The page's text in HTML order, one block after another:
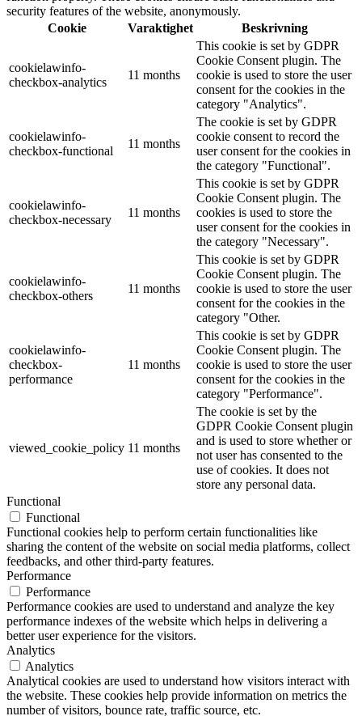
security features of the website, anonymously.
Cookie
Varaktighet Beskrivning
cookielawinfo-
checkbox-analytics
11 months
This cookie is set by GDPR
Cookie Consent plugin. The
cookie is used to store the user
consent for the cookies in the
category "Analytics".
cookielawinfo-
checkbox-functional
11 months
The cookie is set by GDPR
cookie consent to record the
user consent for the cookies in
the category "Functional".
cookielawinfo-
checkbox-necessary
11 months
This cookie is set by GDPR
Cookie Consent plugin. The
cookies is used to store the
user consent for the cookies in
the category "Necessary".
cookielawinfo-
checkbox-others
11 months
This cookie is set by GDPR
Cookie Consent plugin. The
cookie is used to store the user
consent for the cookies in the
category "Other.
cookielawinfo-
checkbox-
performance
11 months
This cookie is set by GDPR
Cookie Consent plugin. The
cookie is used to store the user
consent for the cookies in the
category "Performance".
viewed_cookie_policy 11 months
The cookie is set by the
GDPR Cookie Consent plugin
and is used to store whether or
not user has consented to the
use of cookies. It does not
store any personal data.
Functional
Functional
Functional cookies help to perform certain functionalities like
sharing the content of the website on social media platforms, collect
feedbacks, and other third-party features.
Performance
Performance
Performance cookies are used to understand and analyze the key
performance indexes of the website which helps in delivering a
better user experience for the visitors.
Analytics
Analytics
Analytical cookies are used to understand how visitors interact with
the website. These cookies help provide information on metrics the
number of visitors, bounce rate, traffic source, etc.